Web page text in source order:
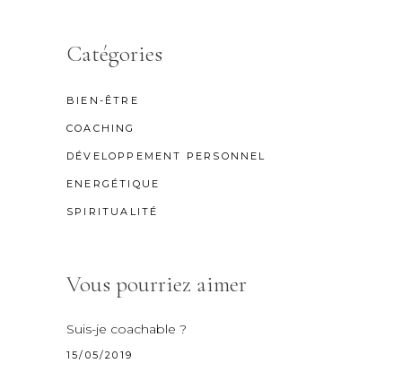
Catégories
BIEN-ÊTRE
COACHING
DÉVELOPPEMENT PERSONNEL
ENERGÉTIQUE
SPIRITUALITÉ
Vous pourriez aimer
Suis-je coachable ?
15/05/2019